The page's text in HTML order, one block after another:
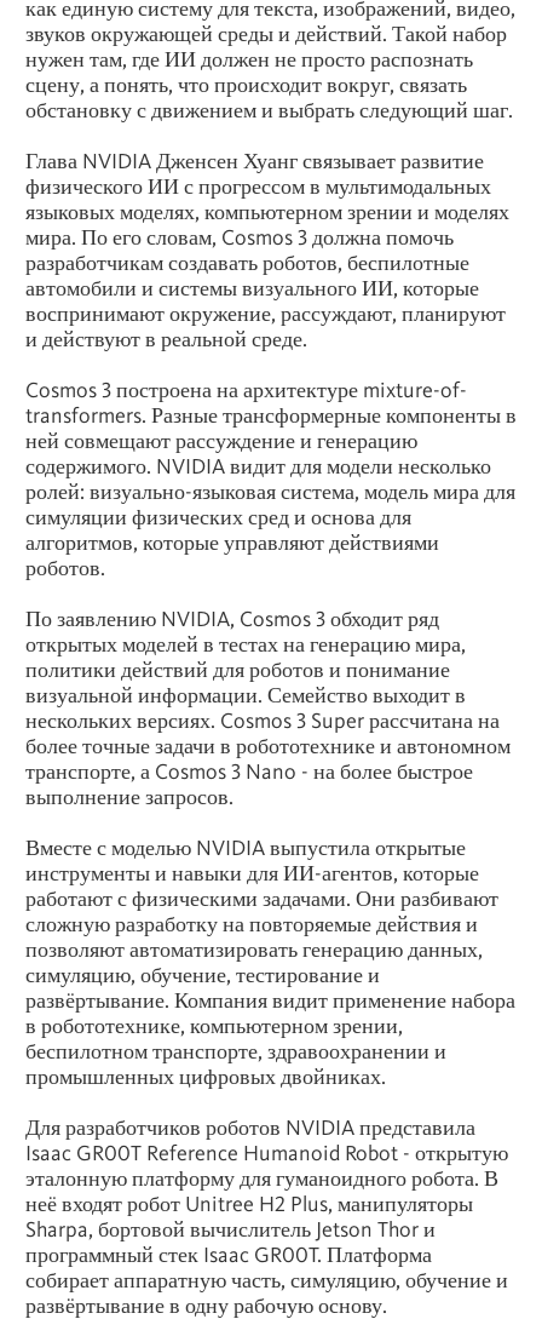
как единую систему для текста, изображений, видео,
звуков окружающей среды и действий. Такой набор
нужен там, где ИИ должен не просто распознать
сцену, а понять, что происходит вокруг, связать
обстановку с движением и выбрать следующий шаг.
Глава NVIDIA Дженсен Хуанг связывает развитие
физического ИИ с прогрессом в мультимодальных
языковых моделях, компьютерном зрении и моделях
мира. По его словам, Cosmos 3 должна помочь
разработчикам создавать роботов, беспилотные
автомобили и системы визуального ИИ, которые
воспринимают окружение, рассуждают, планируют
и действуют в реальной среде.
Cosmos 3 построена на архитектуре mixture-of-
transformers. Разные трансформерные компоненты в
ней совмещают рассуждение и генерацию
содержимого. NVIDIA видит для модели несколько
ролей: визуально-языковая система, модель мира для
симуляции физических сред и основа для
алгоритмов, которые управляют действиями
роботов.
По заявлению NVIDIA, Cosmos 3 обходит ряд
открытых моделей в тестах на генерацию мира,
политики действий для роботов и понимание
визуальной информации. Семейство выходит в
нескольких версиях. Cosmos 3 Super рассчитана на
более точные задачи в робототехнике и автономном
транспорте, а Cosmos 3 Nano - на более быстрое
выполнение запросов.
Вместе с моделью NVIDIA выпустила открытые
инструменты и навыки для ИИ-агентов, которые
работают с физическими задачами. Они разбивают
сложную разработку на повторяемые действия и
позволяют автоматизировать генерацию данных,
симуляцию, обучение, тестирование и
развёртывание. Компания видит применение набора
в робототехнике, компьютерном зрении,
беспилотном транспорте, здравоохранении и
промышленных цифровых двойниках.
Для разработчиков роботов NVIDIA представила
Isaac GR00T Reference Humanoid Robot - открытую
эталонную платформу для гуманоидного робота. В
неё входят робот Unitree H2 Plus, манипуляторы
Sharpa, бортовой вычислитель Jetson Thor и
программный стек Isaac GR00T. Платформа
собирает аппаратную часть, симуляцию, обучение и
развёртывание в одну рабочую основу.